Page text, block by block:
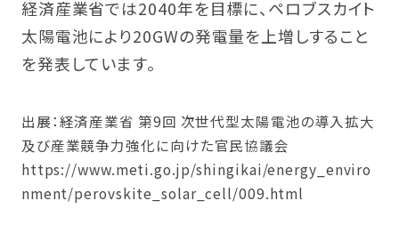
経済産業省では2040年を目標に、ペロブスカイト
太陽電池により20GWの発電量を上増しすること
を発表しています。
出展：経済産業省 第9回 次世代型太陽電池の導入拡大
及び産業競争力強化に向けた官民協議会
https://www.meti.go.jp/shingikai/energy_enviro
nment/perovskite_solar_cell/009.html